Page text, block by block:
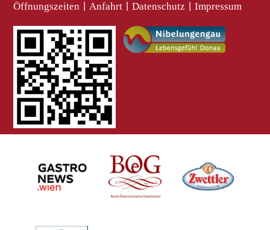
Öffnungszeiten Anfahrt Datenschutz Impressum